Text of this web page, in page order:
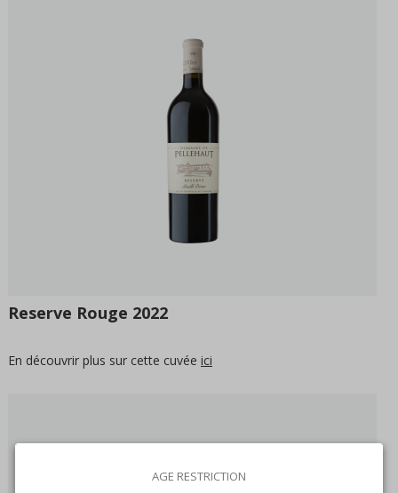
AGE RESTRICTION
Reserve Rouge 2022
En découvrir plus sur cette cuvée ici